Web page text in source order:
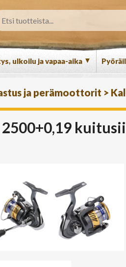
ulkoilu ja vapaa-aika ▼
ja perämoottorit >
2500+0,19